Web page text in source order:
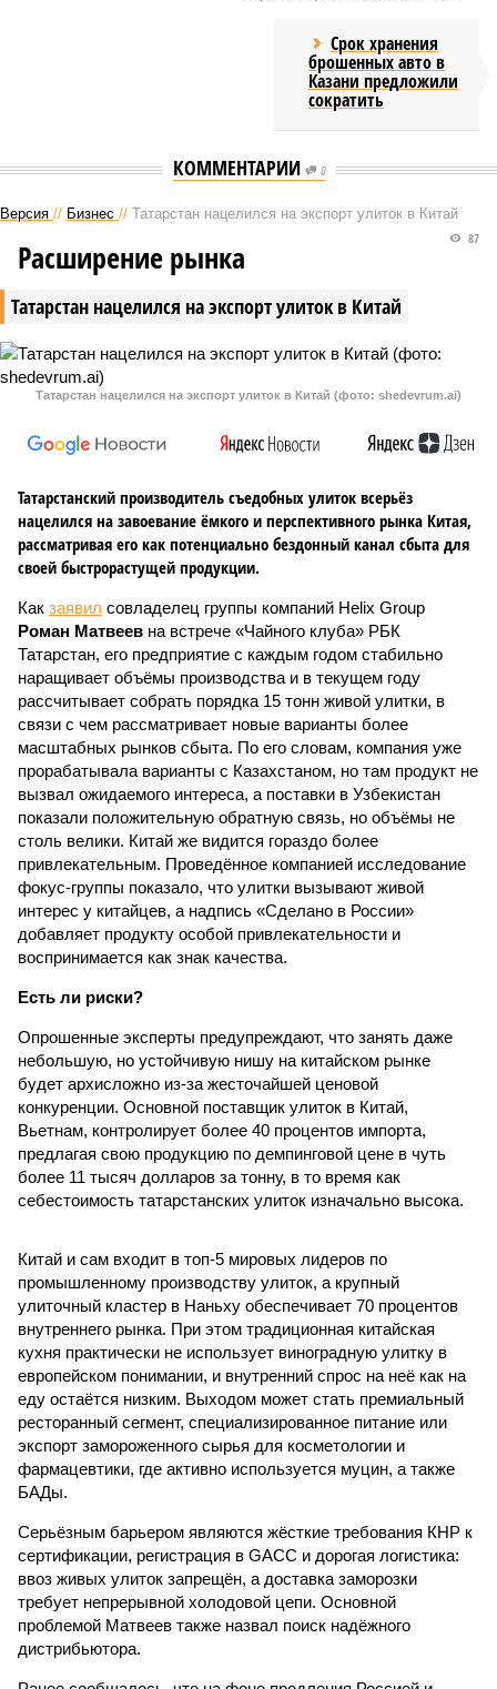
Срок хранения
брошенных авто в
Казани предложили
сократить
КОММЕНТАРИИ 0
Версия // Бизнес // Татарстан нацелился на экспорт улиток в Китай
Татарстан нацелился на экспорт улиток в Китай
87
Расширение рынка
Татарстан нацелился на экспорт улиток в Китай (фото: shedevrum.ai)
Татарстанский производитель съедобных улиток всерьёз
нацелился на завоевание ёмкого и перспективного рынка Китая,
рассматривая его как потенциально бездонный канал сбыта для
своей быстрорастущей продукции.
Как заявил совладелец группы компаний Helix Group
Роман Матвеев на встрече «Чайного клуба» РБК
Татарстан, его предприятие с каждым годом стабильно
наращивает объёмы производства и в текущем году
рассчитывает собрать порядка 15 тонн живой улитки, в
связи с чем рассматривает новые варианты более
масштабных рынков сбыта. По его словам, компания уже
прорабатывала варианты с Казахстаном, но там продукт не
вызвал ожидаемого интереса, а поставки в Узбекистан
показали положительную обратную связь, но объёмы не
столь велики. Китай же видится гораздо более
привлекательным. Проведённое компанией исследование
фокус-группы показало, что улитки вызывают живой
интерес у китайцев, а надпись «Сделано в России»
добавляет продукту особой привлекательности и
воспринимается как знак качества.
Есть ли риски?
Опрошенные эксперты предупреждают, что занять даже
небольшую, но устойчивую нишу на китайском рынке
будет архисложно из-за жесточайшей ценовой
конкуренции. Основной поставщик улиток в Китай,
Вьетнам, контролирует более 40 процентов импорта,
предлагая свою продукцию по демпинговой цене в чуть
более 11 тысяч долларов за тонну, в то время как
себестоимость татарстанских улиток изначально высока.
Китай и сам входит в топ-5 мировых лидеров по
промышленному производству улиток, а крупный
улиточный кластер в Наньху обеспечивает 70 процентов
внутреннего рынка. При этом традиционная китайская
кухня практически не использует виноградную улитку в
европейском понимании, и внутренний спрос на неё как на
еду остаётся низким. Выходом может стать премиальный
ресторанный сегмент, специализированное питание или
экспорт замороженного сырья для косметологии и
фармацевтики, где активно используется муцин, а также
БАДы.
Серьёзным барьером являются жёсткие требования КНР к
сертификации, регистрация в GACC и дорогая логистика:
ввоз живых улиток запрещён, а доставка заморозки
требует непрерывной холодовой цепи. Основной
проблемой Матвеев также назвал поиск надёжного
дистрибьютора.